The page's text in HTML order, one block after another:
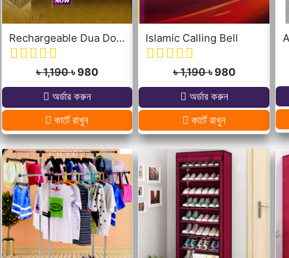
Rechargeable Dua Door Bell
৳ 1,190৳ 980
অর্ডার করুন
কার্টে রাখুন
Islamic Calling Bell
৳ 1,190৳ 980
অর্ডার করুন
কার্টে রাখুন